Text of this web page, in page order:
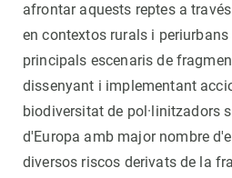
afrontar aquests reptes a
en contextos rurals i periurbans
principals escenaris de
dissenyant i implementant
biodiversitat de pol·linitzadors
d'Europa amb major nombre
diversos riscos derivats de la